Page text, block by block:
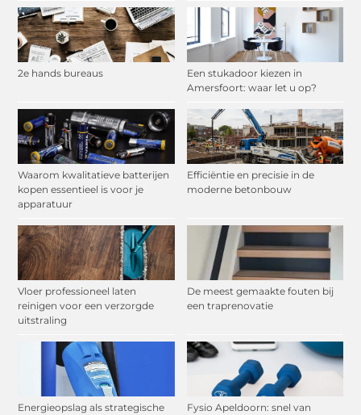
2e hands bureaus
Een stukadoor kiezen in
Amersfoort: waar let u op?
Waarom kwalitatieve batterijen
kopen essentieel is voor je
apparatuur
Efficiëntie en precisie in de
moderne betonbouw
Vloer professioneel laten
reinigen voor een verzorgde
uitstraling
De meest gemaakte fouten bij
een traprenovatie
Energieopslag als strategische
Fysio Apeldoorn: snel van